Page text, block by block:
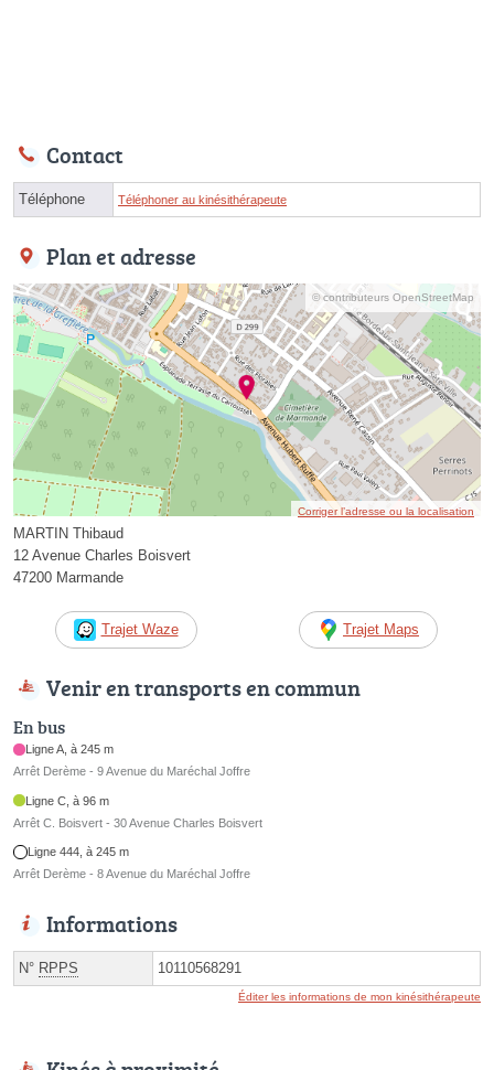
Contact
Téléphone Téléphoner au kinésithérapeute
Plan et adresse
© contributeurs OpenStreetMap
Corriger l’adresse ou la localisation
MARTIN Thibaud
12 Avenue Charles Boisvert
47200 Marmande
Trajet Waze Trajet Maps
Venir en transports en commun
En bus
Ligne A, à 245 m
Arrêt Derème - 9 Avenue du Maréchal Joffre
Ligne C, à 96 m
Arrêt C. Boisvert - 30 Avenue Charles Boisvert
Ligne 444, à 245 m
Arrêt Derème - 8 Avenue du Maréchal Joffre
Informations
N° RPPS 10110568291
Éditer les informations de mon kinésithérapeute